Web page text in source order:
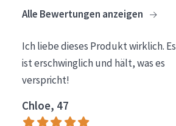
PRODUKTLINIE
Essentials
Lift+
Alle Bewertungen anzeigen
Ich liebe dieses Produkt wirklich. Es
ist erschwinglich und hält, was es
verspricht!
Chloe, 47